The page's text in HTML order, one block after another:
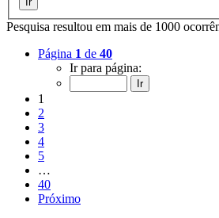
Pesquisa resultou em mais de 1000
Página 1 de 40
Ir para página:
1
2
3
4
5
…
40
Próximo